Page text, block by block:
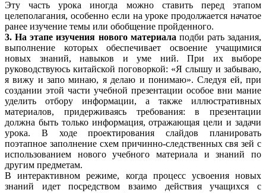
Эту часть урока иногда можно ставить перед этапом
целеполагания, особенно если на уроке продолжается начатое
ранее изучение темы или обобщение пройденного.
3. На этапе изучения нового материала подби рать задания,
выполнение которых обеспечивает освоение учащимися
новых знаний, навыков и уме ний. При их выборе
руководствуюсь китайской поговоркой: «Я слышу и забываю,
я вижу и запо минаю, я делаю и понимаю». Следуя ей, при
создании этой части учебной презентации особое вни мание
уделить отбору информации, а также иллюстративных
материалов, придерживаясь требования: в презентации
должна быть только информация, отражающая цели и задачи
урока. В ходе проектирования слайдов планировать
поэтапное заполнение схем причинно-следственных свя зей с
использованием нового учебного материала и знаний по
другим предметам.
В интерактивном режиме, когда процесс усвоения новых
знаний идет посредством взаимо действия учащихся с